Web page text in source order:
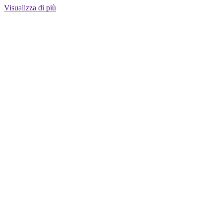
Visualizza di più